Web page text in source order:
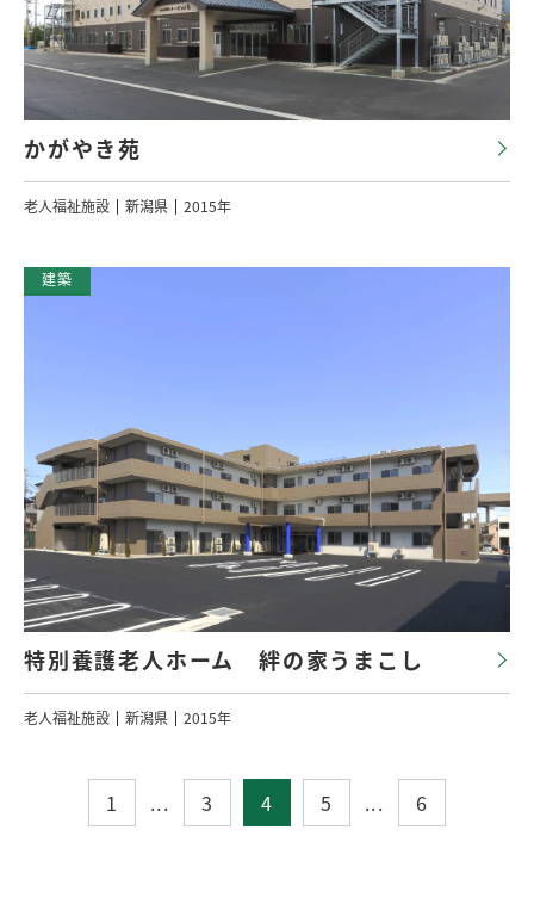
かがやき苑
老人福祉施設 新潟県 2015年
特別養護老人ホーム 絆の家うまこし
老人福祉施設 新潟県 2015年
1 ... 3 4 5 ... 6